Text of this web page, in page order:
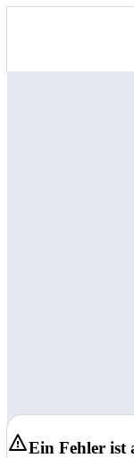
Ein Fehler ist